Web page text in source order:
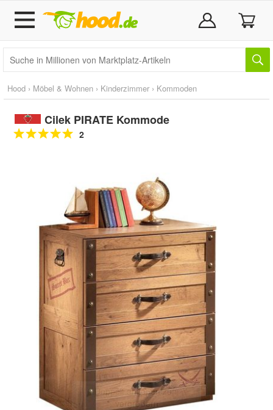
Hood › Möbel & Wohnen › Kinderzimmer › Kommoden
Cilek PIRATE Kommode
2
Doppelt antippen zum
vergrößern